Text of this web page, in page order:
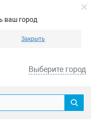
ваш город
Закрыть
Выберите город